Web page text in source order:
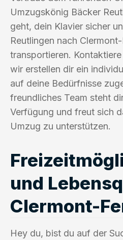
Umzugskönig Bäcker
geht, dein Klavier sicher
Reutlingen nach
transportieren.
wir erstellen dir ein
auf deine Bedürfnisse
freundliches Team steht
Verfügung und freut sich
Umzug zu unterstützen.
und
Clermont-
Hey du, bist du auf der